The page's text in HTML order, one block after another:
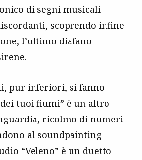
di segni musicali
scoprendo infine
l’ultimo diafano
pur inferiori, si fanno
tuoi fiumi” è un altro
ricolmo di numeri
al soundpainting
“Veleno” è un duetto